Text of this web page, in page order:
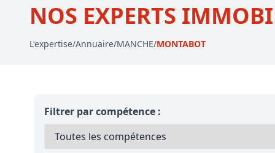
Formation expertise immobilière /
Expertise local commercial
Mise en copropriété
Expertise terrains agricoles,
NOS EXPERTS
L'expertise/Annuaire/MANCHE/MONTABOT
Filtrer par compétence :